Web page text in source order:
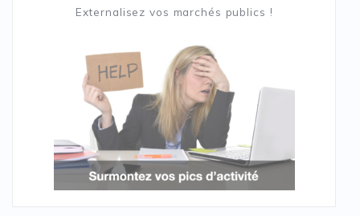
Externalisez vos marchés publics !